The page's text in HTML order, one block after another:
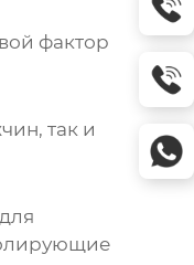
фактор
так и